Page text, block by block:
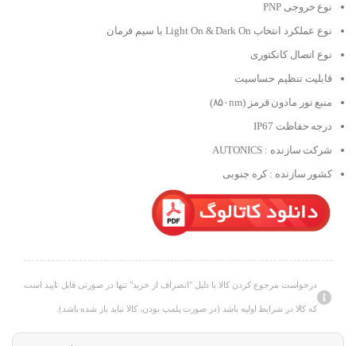
نوع خروجی PNP
نوع عملکرد انتخاب Light On & Dark On با سیم فرمان
نوع اتصال کانکتوری
قابلیت تنظیم حساسیت
منبع نور مادون قرمز (۸۵۰nm)
درجه حفاظت IP67
شرکت سازنده : AUTONICS
کشور سازنده : کره جنوبی
درخواست مرجوع کردن کالا با دلیل "انصراف از خرید" تنها در صورتی قابل تایید است
که کالا در شرایط اولیه باشد (در صورت پلمپ بودن، کالا نباید باز شده باشد).